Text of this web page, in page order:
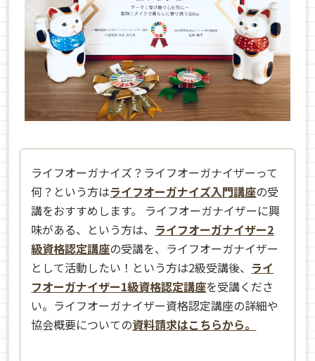
ライフオーガナイズ？ライフオーガナイザーって
何？という方はライフオーガナイズ入門講座の受
講をおすすめします。 ライフオーガナイザーに興
味がある、という方は、 ライフオーガナイザー2
級資格認定講座の受講を、ライフオーガナイザー
として活動したい！という方は2級受講後、 ライ
フオーガナイザー1級資格認定講座を受講くださ
い。ライフオーガナイザー資格認定講座の詳細や
協会概要についての資料請求はこちらから。